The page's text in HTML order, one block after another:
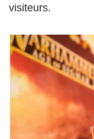
visiteurs.